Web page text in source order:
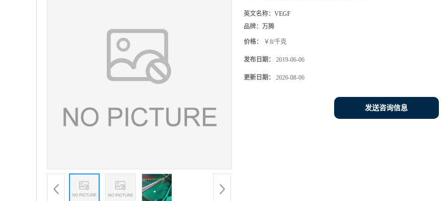
英文名称： VEGF
品牌： 万腾
价格： ￥8/千克
发布日期： 2019-06-06
更新日期： 2026-08-06
发送咨询信息